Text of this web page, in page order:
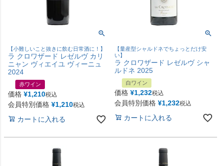
【小難しいこと抜きに飲む日常酒に！】
ラ クロワザード レゼルヴ カリ
ニャン ヴィエイユ ヴィーニュ
2024
赤ワイン
価格 ¥1,210税込
会員特別価格 ¥1,210税込
カートに入れる
【量産型シャルドネでちょっとだけ安
い】
ラ クロワザード レゼルヴ シャ
ルドネ 2025
白ワイン
価格 ¥1,232税込
会員特別価格 ¥1,232税込
カートに入れる